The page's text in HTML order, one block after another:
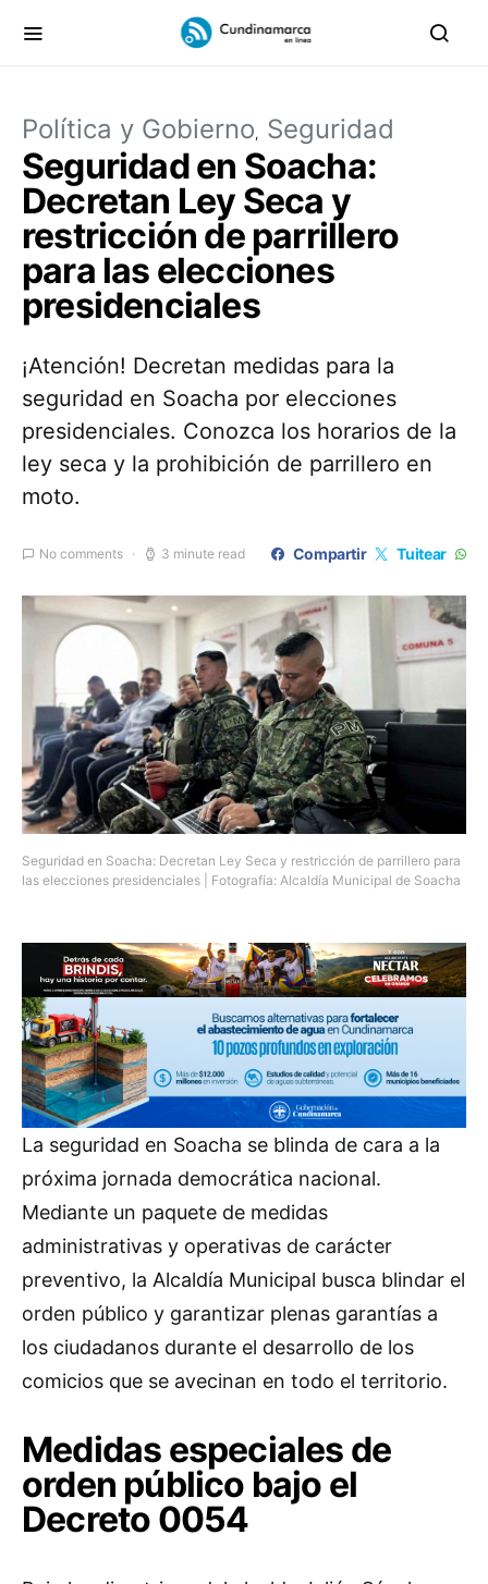
Política y Gobierno Seguridad
Seguridad en Soacha:
Decretan Ley Seca y
restricción de parrillero
para las elecciones
presidenciales
¡Atención! Decretan medidas para la
seguridad en Soacha por elecciones
presidenciales. Conozca los horarios de la
ley seca y la prohibición de parrillero en
moto.
No comments 3 minute read Compartir Tuitear
Seguridad en Soacha: Decretan Ley Seca y restricción de parrillero para
las elecciones presidenciales | Fotografía: Alcaldía Municipal de Soacha
La seguridad en Soacha se blinda de cara a la
próxima jornada democrática nacional.
Mediante un paquete de medidas
administrativas y operativas de carácter
preventivo, la Alcaldía Municipal busca blindar el
orden público y garantizar plenas garantías a
los ciudadanos durante el desarrollo de los
comicios que se avecinan en todo el territorio.
Medidas especiales de
orden público bajo el
Decreto 0054